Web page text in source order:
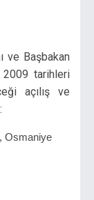
ve Başbakan
2009 tarihleri
açılış ve
Osmaniye